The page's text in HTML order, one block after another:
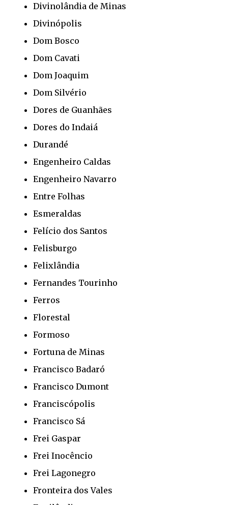
Divinolândia de Minas
Divinópolis
Dom Bosco
Dom Cavati
Dom Joaquim
Dom Silvério
Dores de Guanhães
Dores do Indaiá
Durandé
Engenheiro Caldas
Engenheiro Navarro
Entre Folhas
Esmeraldas
Felício dos Santos
Felisburgo
Felixlândia
Fernandes Tourinho
Ferros
Florestal
Formoso
Fortuna de Minas
Francisco Badaró
Francisco Dumont
Franciscópolis
Francisco Sá
Frei Gaspar
Frei Inocêncio
Frei Lagonegro
Fronteira dos Vales